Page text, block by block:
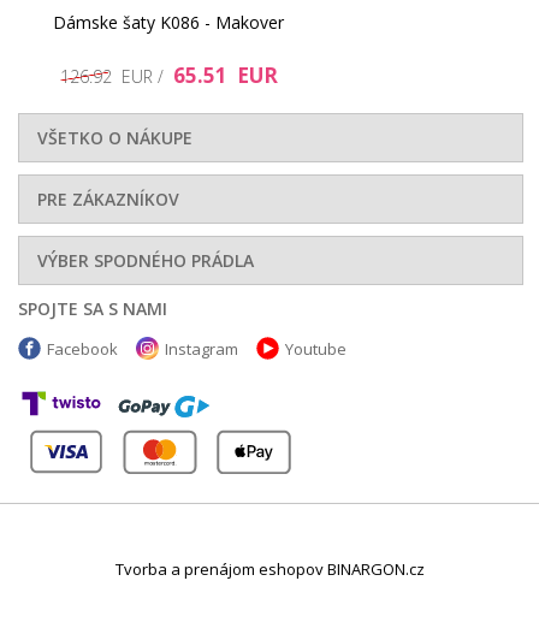
85.02 EUR 107.42 EUR
Dámske šaty K086 - Makover
126.92 EUR / 65.51 EUR
VŠETKO O NÁKUPE
PRE ZÁKAZNÍKOV
VÝBER SPODNÉHO PRÁDLA
SPOJTE SA S NAMI
Facebook Instagram Youtube
Tvorba a prenájom eshopov BINARGON.cz